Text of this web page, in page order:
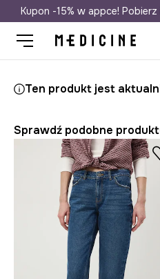
Darmowa
Kupon -15% w appce!
Ten produkt jest
Sprawdź podobne